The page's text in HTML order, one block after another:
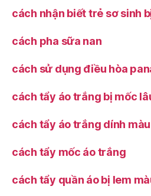
cách nhận biết trẻ sơ sinh
cách pha sữa nan
cách sử dụng điều hòa
cách tẩy áo trắng bị mốc
cách tẩy áo trắng dính màu
cách tẩy mốc áo trắng
cách tẩy quần áo bị lem